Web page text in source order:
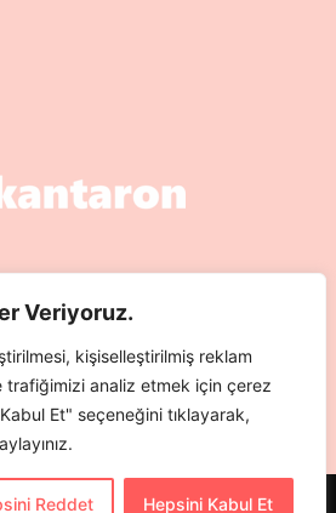
Veriyoruz.
kişiselleştirilmiş reklam
analiz etmek için çerez
Et" seçeneğini tıklayarak,
Reddet Hepsini Kabul Et
Sokak No 12 Nuri Omay Apt.
İzmir